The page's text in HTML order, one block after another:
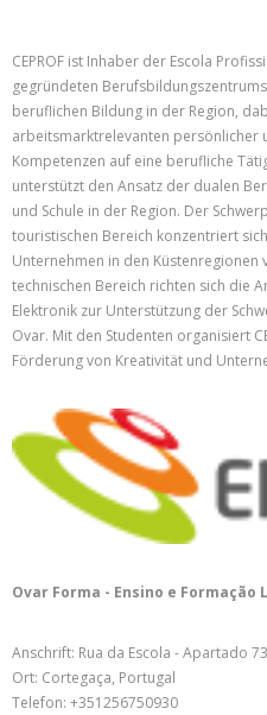
CEPROF ist Inhaber der Escola
gegründeten
beruflichen Bildung in der Region,
arbeitsmarktrelevanten persönlicher
Kompetenzen auf eine berufliche
unterstützt den Ansatz der dualen
und Schule in der Region. Der
touristischen Bereich konzentriert
Unternehmen in den
technischen Bereich richten sich die
Elektronik zur Unterstützung der
Ovar. Mit den Studenten organisiert
Förderung von Kreativität und
Ovar Forma - Ensino e Formação
Anschrift: Rua da Escola - Apartado
Ort: Cortegaça, Portugal
Telefon: +351256750930